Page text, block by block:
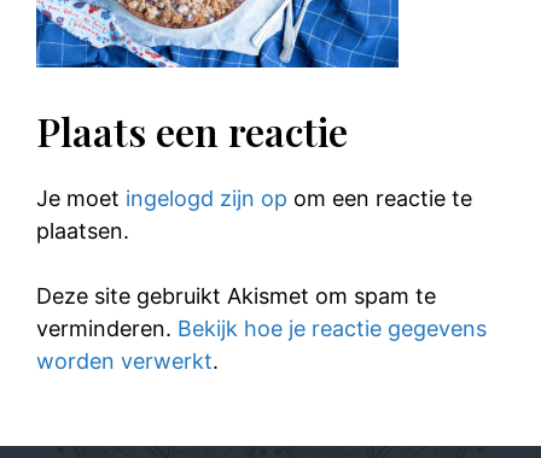
Plaats een reactie
Je moet ingelogd zijn op om een reactie te
plaatsen.
Deze site gebruikt Akismet om spam te
verminderen. Bekijk hoe je reactie gegevens
worden verwerkt.